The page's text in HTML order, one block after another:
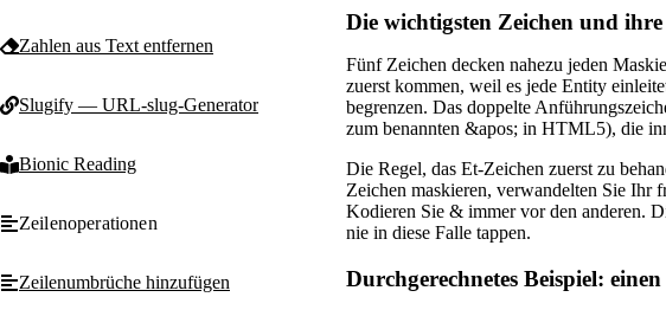
Zahlen aus Text entfernen
Slugify — URL-slug-Generator
Bionic Reading
Zeilenoperationen
Zeilenumbrüche hinzufügen
Die wichtigsten Zeichen und
Fünf Zeichen decken nahezu jeden
zuerst kommen, weil es jede Entity
begrenzen. Das doppelte
zum benannten &apos; in HTML5), die
Die Regel, das Et-Zeichen zuerst zu
Zeichen maskieren, verwandelten Sie Ihr
Kodieren Sie & immer vor den anderen.
nie in diese Falle tappen.
Durchgerechnetes Beispiel: